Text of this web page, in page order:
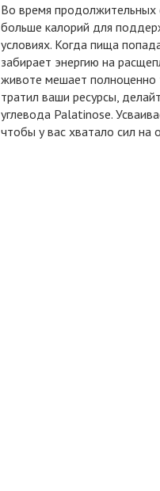
Во время продолжительных
больше калорий для
условиях. Когда пища
забирает энергию на
животе мешает полноценно
тратил ваши ресурсы,
углевода Palatinose.
чтобы у вас хватало сил на